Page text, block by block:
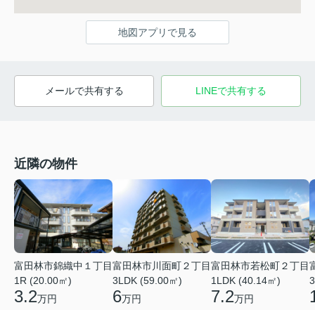
地図アプリで見る
メールで共有する LINEで共有する
近隣の物件
富田林市錦織中１丁目
1R (20.00㎡)
3.2万円
富田林市川面町２丁目
3LDK (59.00㎡)
6万円
富田林市若松町２丁目
1LDK (40.14㎡)
7.2万円